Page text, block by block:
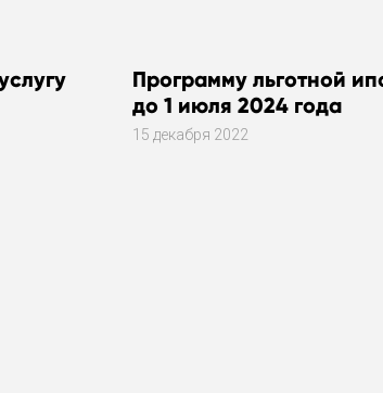
Программу льготной
до 1 июля 2024 года
15 декабря 2022